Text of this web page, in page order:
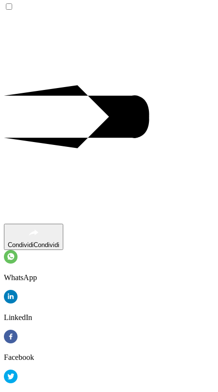
CondividiCondividi
WhatsApp
LinkedIn
Facebook